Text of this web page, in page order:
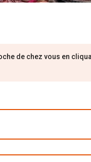
de chez vous en